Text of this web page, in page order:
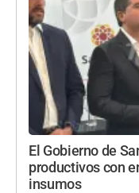
El Gobierno de
productivos con
insumos